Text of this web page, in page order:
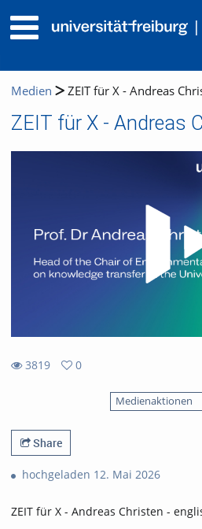
Medien ZEIT für X - Andreas
3819
0
Medienaktionen
Share
hochgeladen 12. Mai 2026
ZEIT für X - Andreas Christen -